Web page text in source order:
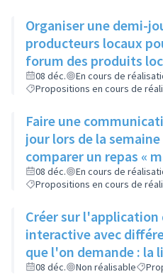
Organiser une demi-
producteurs locaux
forum des produits
08 déc.
En cours de
Propositions en cours de
Faire une
jour lors de la
comparer un repas «
repas sain peu
bases sur tous les
(Facebook, site
nouvelle application
08 déc.
En cours de
Propositions en cours de
Créer sur l'application
interactive avec
que l'on demande : la
locaux et artisans avec
08 déc. Non réalisable